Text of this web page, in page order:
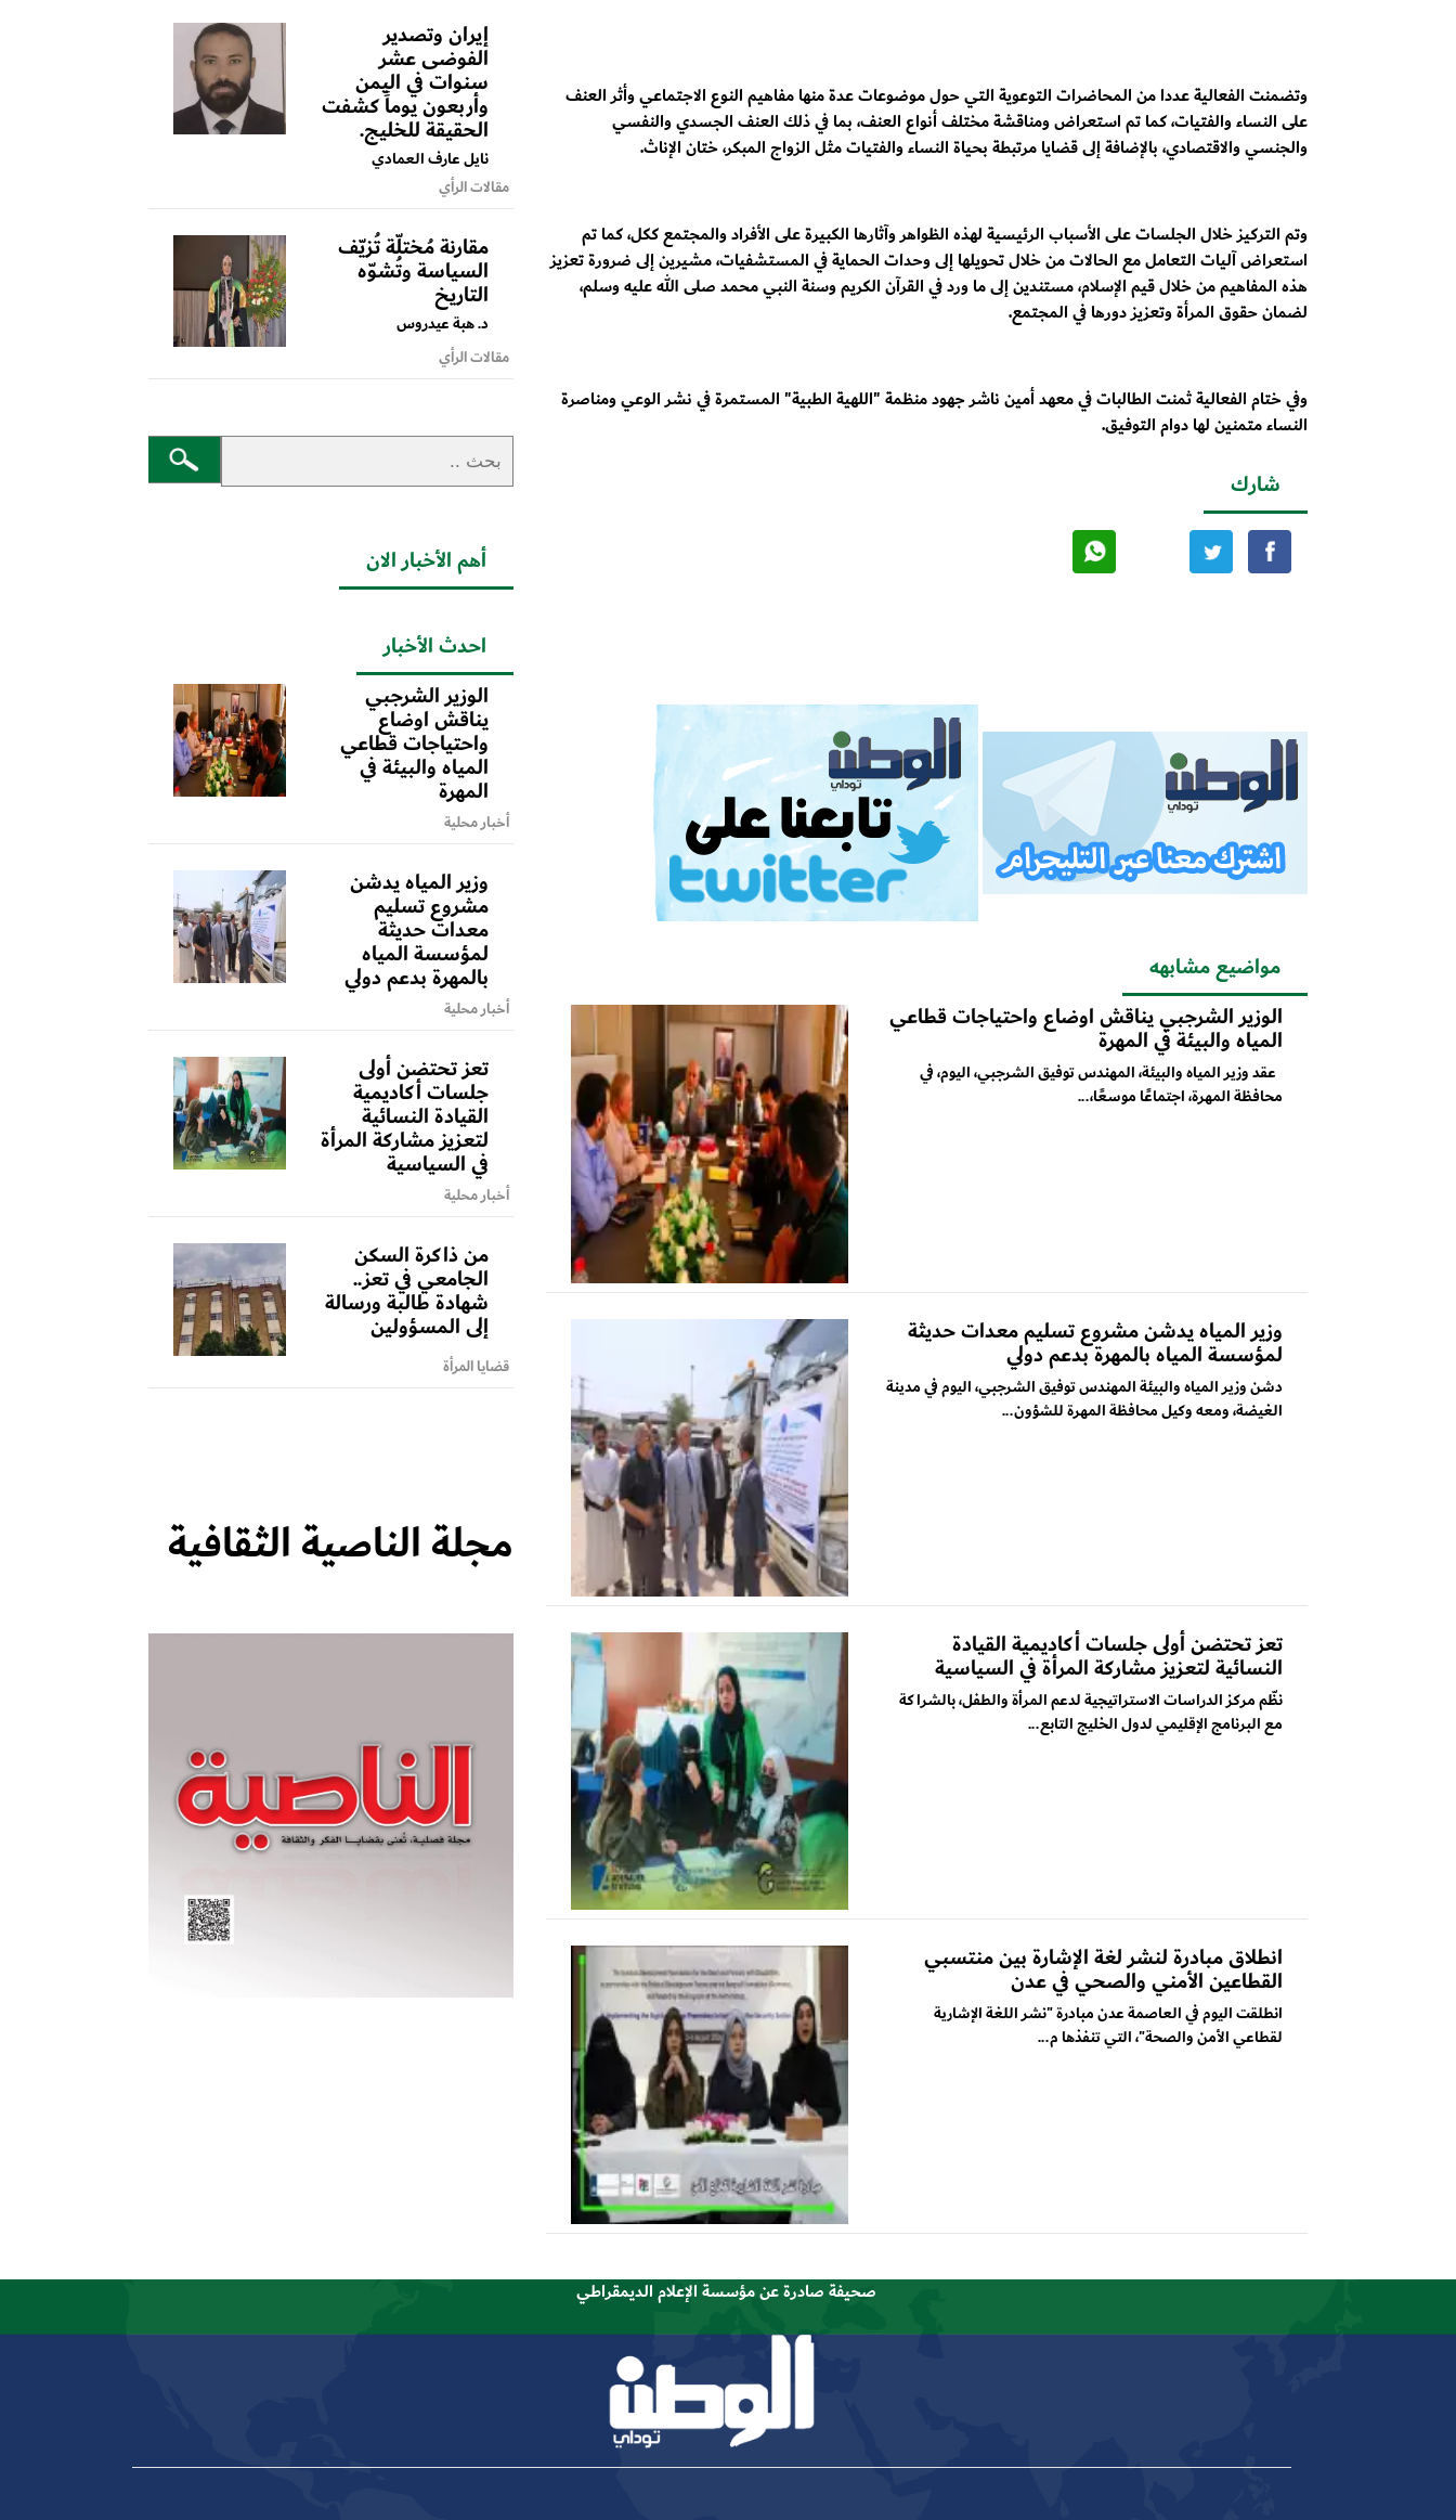
وتضمنت الفعالية عددا من المحاضرات التوعوية التي حول موضوعات عدة منها مفاهيم النوع الاجتماعي وأثر العنف
على النساء والفتيات، كما تم استعراض ومناقشة مختلف أنواع العنف، بما في ذلك العنف الجسدي والنفسي
والجنسي والاقتصادي، بالإضافة إلى قضايا مرتبطة بحياة النساء والفتيات مثل الزواج المبكر، ختان الإناث.
وتم التركيز خلال الجلسات على الأسباب الرئيسية لهذه الظواهر وآثارها الكبيرة على الأفراد والمجتمع ككل، كما تم
استعراض آليات التعامل مع الحالات من خلال تحويلها إلى وحدات الحماية في المستشفيات، مشيرين إلى ضرورة تعزيز
هذه المفاهيم من خلال قيم الإسلام، مستندين إلى ما ورد في القرآن الكريم وسنة النبي محمد صلى الله عليه وسلم،
لضمان حقوق المرأة وتعزيز دورها في المجتمع.
وفي ختام الفعالية ثمنت الطالبات في معهد أمين ناشر جهود منظمة "اللهية الطبية" المستمرة في نشر الوعي ومناصرة
النساء متمنين لها دوام التوفيق.
شارك
مواضيع مشابهه
الوزير الشرجبي يناقش اوضاع واحتياجات قطاعي
المياه والبيئة في المهرة
عقد وزير المياه والبيئة، المهندس توفيق الشرجبي، اليوم، في
محافظة المهرة، اجتماعًا موسعًا،...
وزير المياه يدشن مشروع تسليم معدات حديثة
لمؤسسة المياه بالمهرة بدعم دولي
دشن وزير المياه والبيئة المهندس توفيق الشرجبي، اليوم في مدينة
الغيضة، ومعه وكيل محافظة المهرة للشؤون...
تعز تحتضن أولى جلسات أكاديمية القيادة
النسائية لتعزيز مشاركة المرأة في السياسية
نظّم مركز الدراسات الاستراتيجية لدعم المرأة والطفل، بالشراكة
مع البرنامج الإقليمي لدول الخليج التابع...
انطلاق مبادرة لنشر لغة الإشارة بين منتسبي
القطاعين الأمني والصحي في عدن
انطلقت اليوم في العاصمة عدن مبادرة "نشر اللغة الإشارية
لقطاعي الأمن والصحة"، التي تنفذها م...
إيران وتصدير
الفوضى عشر
سنوات في اليمن
وأربعون يوماً كشفت
الحقيقة للخليج.
نايل عارف العمادي
مقالات الرأي
مقارنة مُختلّة تُزيّف
السياسة وتُشوّه
التاريخ
د. هبة عيدروس
مقالات الرأي
أهم الأخبار الان
احدث الأخبار
الوزير الشرجبي
يناقش اوضاع
واحتياجات قطاعي
المياه والبيئة في
المهرة
أخبار محلية
وزير المياه يدشن
مشروع تسليم
معدات حديثة
لمؤسسة المياه
بالمهرة بدعم دولي
أخبار محلية
تعز تحتضن أولى
جلسات أكاديمية
القيادة النسائية
لتعزيز مشاركة المرأة
في السياسية
أخبار محلية
من ذاكرة السكن
الجامعي في تعز..
شهادة طالبة ورسالة
إلى المسؤولين
قضايا المرأة
مجلة الناصية الثقافية
صحيفة صادرة عن مؤسسة الإعلام الديمقراطي